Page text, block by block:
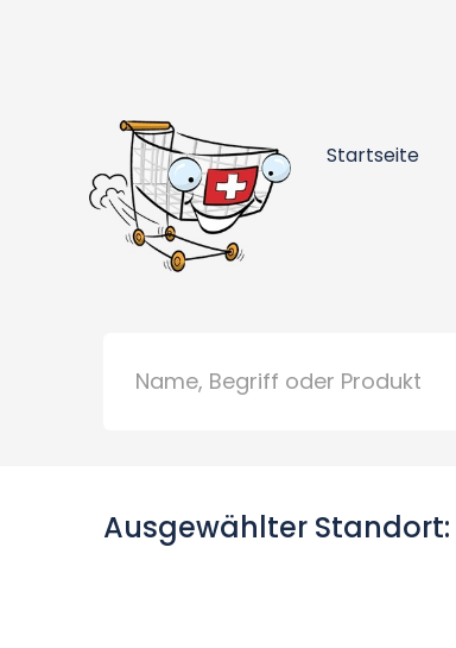
Startseite
Ausgewählter Standort: